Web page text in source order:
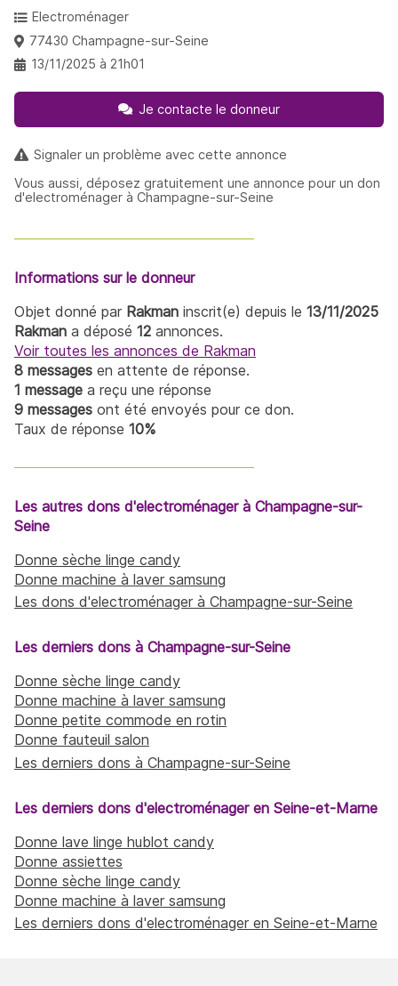
Electroménager
77430 Champagne-sur-Seine
13/11/2025 à 21h01
Je contacte le donneur
Signaler un problème avec cette annonce
Vous aussi, déposez gratuitement une annonce pour un don
d'electroménager à Champagne-sur-Seine
Informations sur le donneur
Objet donné par Rakman inscrit(e) depuis le 13/11/2025
Rakman a déposé 12 annonces.
Voir toutes les annonces de Rakman
8 messages en attente de réponse.
1 message a reçu une réponse
9 messages ont été envoyés pour ce don.
Taux de réponse 10%
Les autres dons d'electroménager à Champagne-sur-
Seine
Donne sèche linge candy
Donne machine à laver samsung
Les dons d'electroménager à Champagne-sur-Seine
Les derniers dons à Champagne-sur-Seine
Donne sèche linge candy
Donne machine à laver samsung
Donne petite commode en rotin
Donne fauteuil salon
Les derniers dons à Champagne-sur-Seine
Les derniers dons d'electroménager en Seine-et-Marne
Donne lave linge hublot candy
Donne assiettes
Donne sèche linge candy
Donne machine à laver samsung
Les derniers dons d'electroménager en Seine-et-Marne